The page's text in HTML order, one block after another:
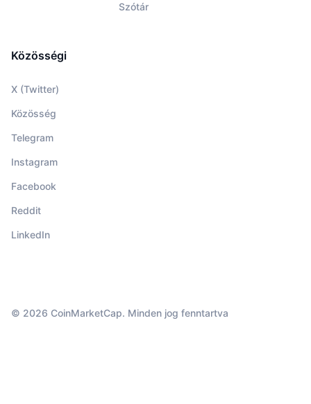
Szótár
Közösségi
X (Twitter)
Közösség
Telegram
Instagram
Facebook
Reddit
LinkedIn
© 2026 CoinMarketCap. Minden jog fenntartva